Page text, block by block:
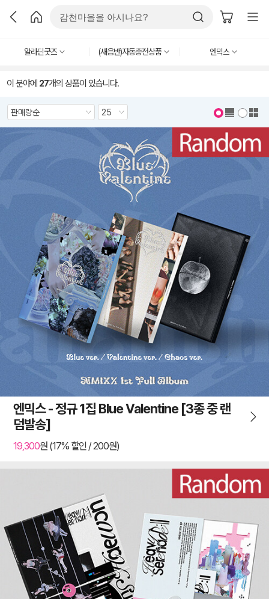
알라딘굿즈 (새음반)자동충전상품 엔믹스
이 분야에 27개의 상품이 있습니다.
엔믹스 - 정규 1집 Blue Valentine [3종 중 랜
덤발송]
19,300원 (17% 할인 / 200원)